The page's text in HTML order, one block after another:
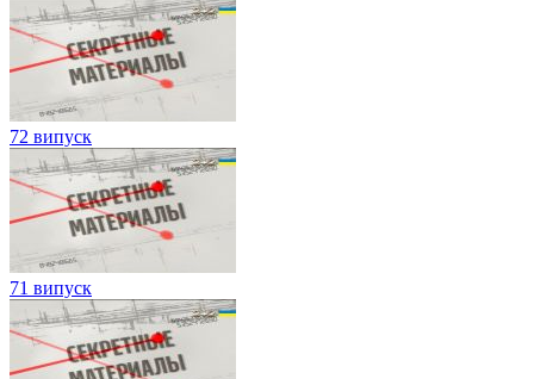
72 випуск
71 випуск